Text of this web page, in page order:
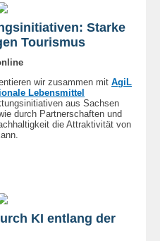
Starke
Tourismus
wir zusammen mit AgiL
Lebensmittel
aus Sachsen
durch Partnerschaften und
die Attraktivität von
KI entlang der